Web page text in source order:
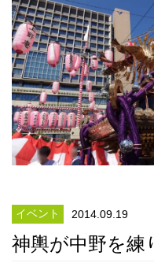
イベント 2014.09.19
神輿が中野を練